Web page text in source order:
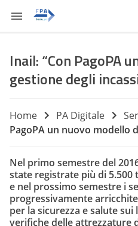
Inail: “Con PagoPA
gestione degli
Home PA Digitale
PagoPA un nuovo modello
Nel primo semestre del
state registrate più di
e nel prossimo semestre i
progressivamente
per la sicurezza e salute
verifiche delle attrezzature